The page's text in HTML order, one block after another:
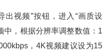
出视频”按钮，进入“画质设
中，根据分辨率调整数值：1
，4K视频建议设为15